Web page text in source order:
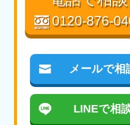
名取市
【は行】
【ま行】
宮城郡七ヶ浜町 /宮城郡松
町
【わ行】
亘理郡山元町/亘理郡亘理
/ 只見町 / 棚倉町 /
天栄村 / 富岡町
【な行】
二本松市
【は行】
福島市/ 塙町 / 磐梯町 / 檜
広野町 / 双葉町 / 古殿町
【ま行】
0120-876-
メールで相
LINEで相